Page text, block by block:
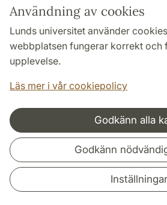
Användning av cookies
Lunds universitet använder
webbplatsen fungerar korrekt och
upplevelse.
Läs mer i vår cookiepolicy
Godkänn alla
Godkänn
Inställningar